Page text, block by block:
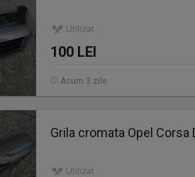
Utilizat
100 LEI
Acum 3 zile
Grila cromata Opel Corsa
Utilizat